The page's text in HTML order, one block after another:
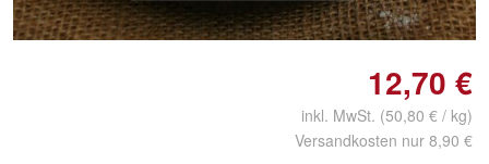
12,70 €
inkl. MwSt. (50,80 € / kg)
Versandkosten nur 8,90 €